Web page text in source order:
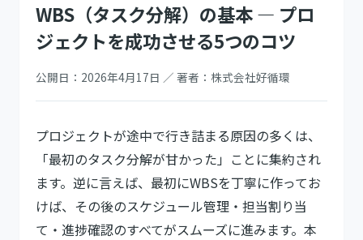
WBS（タスク分解）の基本 — プロ
ジェクトを成功させる5つのコツ
公開日：2026年4月17日 ／ 著者：株式会社好循環
プロジェクトが途中で行き詰まる原因の多くは、
「最初のタスク分解が甘かった」ことに集約され
ます。逆に言えば、最初にWBSを丁寧に作ってお
けば、その後のスケジュール管理・担当割り当
て・進捗確認のすべてがスムーズに進みます。本